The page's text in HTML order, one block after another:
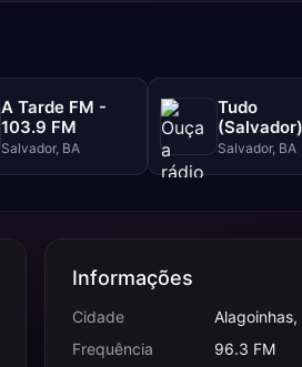
A Tarde FM -
103.9 FM
Salvador, BA
Tudo
102.5 FM
Salvador, BA
Informações
Cidade
Alagoinhas,
Frequência
96.3 FM